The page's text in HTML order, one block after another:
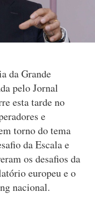
da Grande
pelo Jornal
esta tarde no
e
torno do tema
da Escala e
os desafios da
europeu e o
nacional.